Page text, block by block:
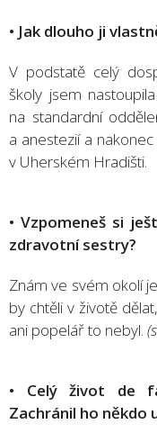
• Jak dlouho ji
V podstatě celý
školy jsem
na standardní
a anestezií a
v Uherském Hradišti.
• Vzpomeneš si
zdravotní sestry?
Znám ve svém okolí
by chtěli v životě
ani popelář to nebyl.
• Celý život de
Zachránil ho někdo